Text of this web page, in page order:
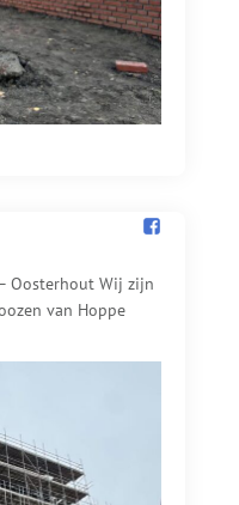
Oosterhout Wij zijn
van Hoppe